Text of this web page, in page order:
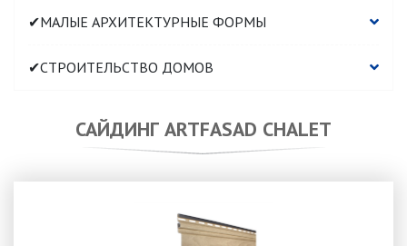
✔МАЛЫЕ АРХИТЕКТУРНЫЕ ФОРМЫ
✔СТРОИТЕЛЬСТВО ДОМОВ
САЙДИНГ ARTFASAD CHALET